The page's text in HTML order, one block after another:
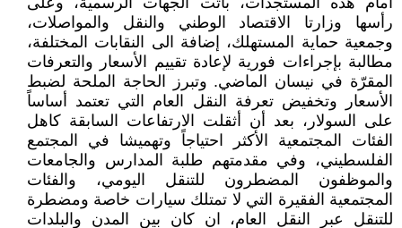
رأسها وزارتا الاقتصاد الوطني والنقل والمواصلات،
وجمعية حماية المستهلك، إضافة الى النقابات المختلفة،
مطالبة بإجراءات فورية لإعادة تقييم الأسعار والتعرفات
المقرّة في نيسان الماضي. وتبرز الحاجة الملحة لضبط
الأسعار وتخفيض تعرفة النقل العام التي تعتمد أساساً
على السولار، بعد أن أثقلت الارتفاعات السابقة كاهل
الفئات المجتمعية الأكثر احتياجاً وتهميشا في المجتمع
الفلسطيني، وفي مقدمتهم طلبة المدارس والجامعات
والموظفون المضطرون للتنقل اليومي، والفئات
المجتمعية الفقيرة التي لا تمتلك سيارات خاصة ومضطرة
للتنقل عبر النقل العام، ان كان بين المدن والبلدات